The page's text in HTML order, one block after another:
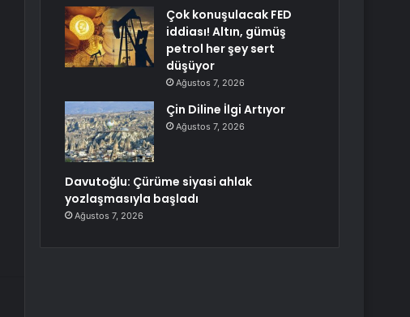
Çok konuşulacak FED
iddiası! Altın, gümüş
petrol her şey sert
düşüyor
Ağustos 7, 2026
Çin Diline İlgi Artıyor
Ağustos 7, 2026
Davutoğlu: Çürüme siyasi ahlak
yozlaşmasıyla başladı
Ağustos 7, 2026